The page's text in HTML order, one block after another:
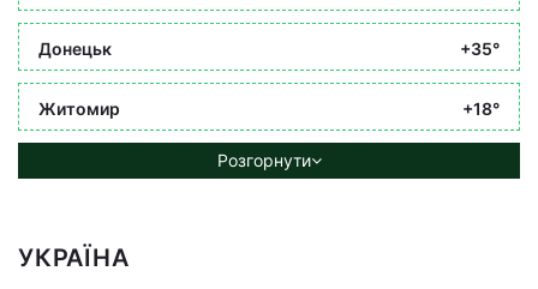
Донецьк +35°
Житомир +18°
Розгорнути
УКРАЇНА